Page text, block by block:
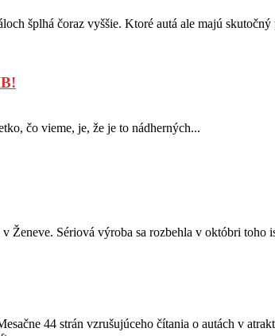
šplhá čoraz vyššie. Ktoré autá ale majú skutočný
čo vieme, je, že je to nádherných...
Sériová výroba sa rozbehla v októbri
44 strán vzrušujúceho čítania o autách v